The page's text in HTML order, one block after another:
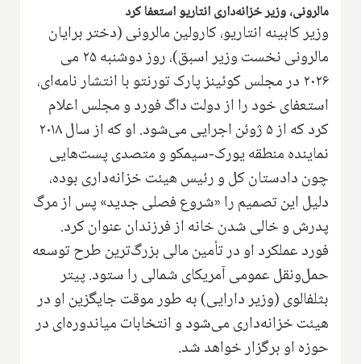
مالرونی، وزیر خزانه‌داری انتاریو استعفا کرد
وزیر کابینه انتاریو، کارولین مالرونی (دختر برایان
مالرونی نخست وزیر اسبق)، روز دوشنبه ۲۵ می
۲۰۲۶ در مجلس کوئینز پارک تورنتو با انتشار نامه‌ای،
استعفای خود را از دولت داگ فورد و مجلس اعلام
کرد که از ۵ ژوئن اجرایی می‌شود. او که از سال ۲۰۱۸
نماینده منطقه یورک-سیمکو و متصدی پست‌هایی
چون دادستان کل و رئیس هیئت خزانه‌داری بوده،
دلیل این تصمیم را «شروع فصلی جدید» پس از مرگ
پدرش و خالی شدن خانه از فرزندان عنوان کرد.
فورد عملکرد او در تأمین مالی بزرگ‌ترین طرح توسعه
حمل‌ونقل عمومی آمریکای شمالی را ستود. پیتر
بثلفالوی (وزیر دارایی) به طور موقت جایگزین او در
هیئت خزانه‌داری می‌شود و انتخابات میاندوره‌ای در
حوزه او برگزار خواهد شد.